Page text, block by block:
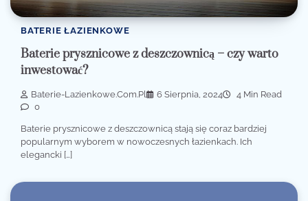
BATERIE ŁAZIENKOWE
Baterie prysznicowe z deszczownicą – czy warto
inwestować?
Baterie-Lazienkowe.com.pl 6 Sierpnia, 2024
4 Min Read
0
Baterie prysznicowe z deszczownicą stają się coraz bardziej
popularnym wyborem w nowoczesnych łazienkach. Ich
elegancki […]